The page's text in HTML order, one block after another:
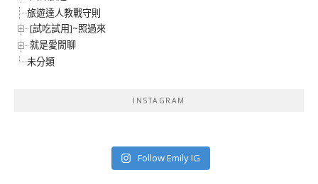
旅遊達人教戰守則
[試吃試用]~照過來
就是愛閒聊
未分類
INSTAGRAM
Follow Emily IG